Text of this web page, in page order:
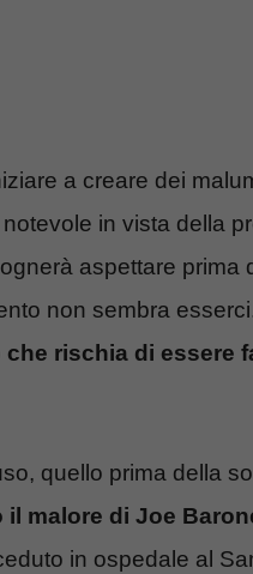
a creare dei
in vista della
aspettare prima
non sembra
rischia di essere
quello prima della
malore di Joe
in ospedale al